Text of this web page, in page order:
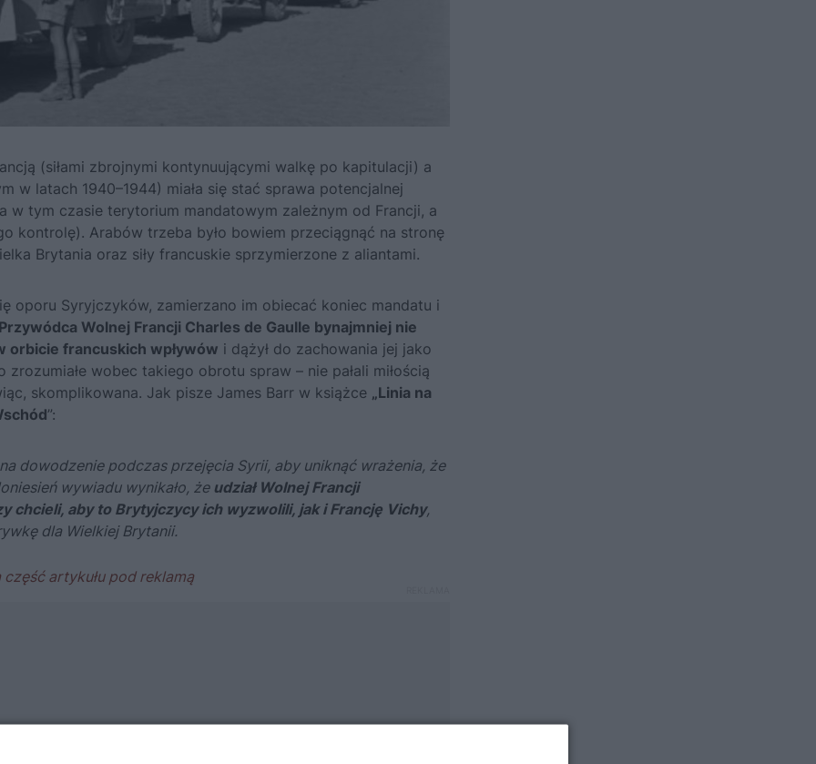
(siłami zbrojnymi kontynuującymi walkę po kapitulacji) a
w latach 1940–1944) miała się stać sprawa potencjalnej
w tym czasie terytorium mandatowym zależnym od Francji, a
kontrolę). Arabów trzeba było bowiem przeciągnąć na stronę
Brytania oraz siły francuskie sprzymierzone z aliantami.
oporu Syryjczyków, zamierzano im obiecać koniec mandatu i
Przywódca Wolnej Francji Charles de Gaulle bynajmniej nie
orbicie francuskich wpływów i dążył do zachowania jej jako
wobec takiego obrotu spraw – nie pałali miłością
skomplikowana. Jak pisze James Barr w książce „Linia na
”:
dowodzenie podczas przejęcia Syrii, aby uniknąć wrażenia, że
wywiadu wynikało, że udział Wolnej Francji
chcieli, aby to Brytyjczycy ich wyzwolili, jak i Francję Vichy,
dla Wielkiej Brytanii.